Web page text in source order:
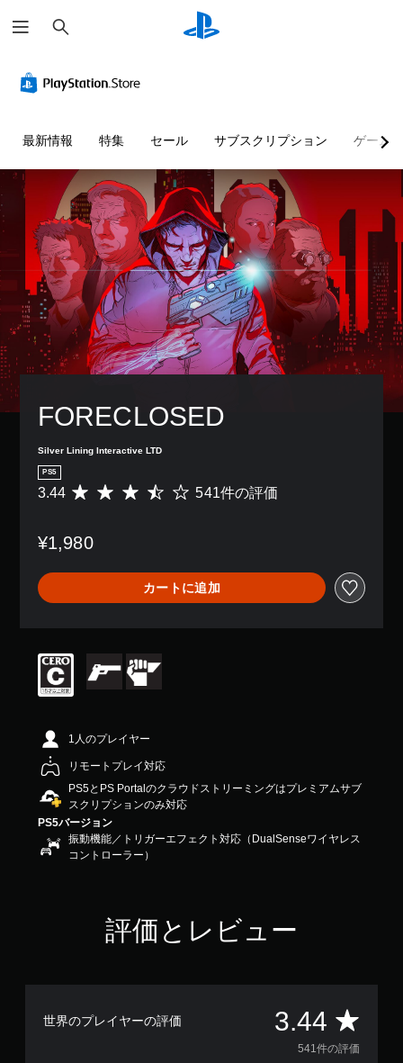
索
最新情報 特集 セール サブスクリプション ゲーム
FORECLOSED
Silver Lining Interactive LTD
PS5
評
は
4
1
、
評
価
は
階
の
.
4
で
3.44 541件の評価
¥1,980
カートに追加
1人のプレイヤー
リモートプレイ対応
PS5とPS Portalのクラウドストリーミングはプレミアムサブ
スクリプションのみ対応
PS5バージョン
振動機能／トリガーエフェクト対応（DualSenseワイヤレス
コントローラー）
評価とレビュー
世界のプレイヤーの評価 3.44 評
価
541件の評価